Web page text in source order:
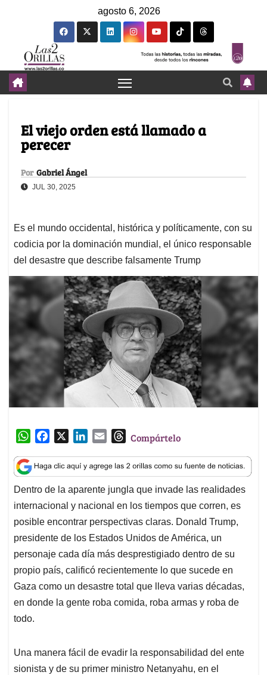
agosto 6, 2026
El viejo orden está llamado a
perecer
Por Gabriel Ángel
JUL 30, 2025
Es el mundo occidental, histórica y políticamente, con su
codicia por la dominación mundial, el único responsable
del desastre que describe falsamente Trump
W
a
t
s
A
p
p
c
e
b
o
o
k
n
k
e
d
I
n
a
i
l
T
r
e
a
d
s
Compártelo
Dentro de la aparente jungla que invade las realidades
internacional y nacional en los tiempos que corren, es
posible encontrar perspectivas claras. Donald Trump,
presidente de los Estados Unidos de América, un
personaje cada día más desprestigiado dentro de su
propio país, calificó recientemente lo que sucede en
Gaza como un desastre total que lleva varias décadas,
en donde la gente roba comida, roba armas y roba de
todo.
Una manera fácil de evadir la responsabilidad del ente
sionista y de su primer ministro Netanyahu, en el